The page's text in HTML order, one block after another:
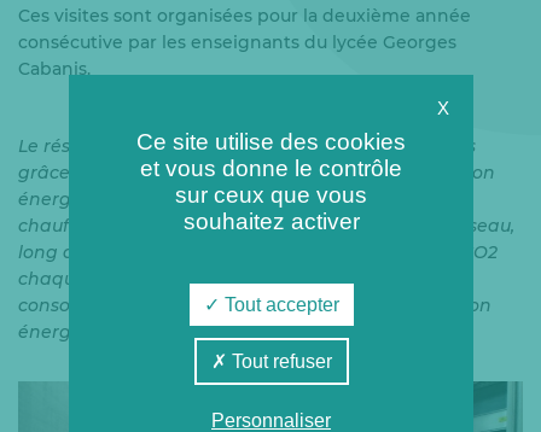
Ces visites sont organisées pour la deuxième année
consécutive par les enseignants du lycée Georges
Cabanis.
Le réseau de chaleur de GEB alimente ses abonnés
grâce à la chaleur produite par l’unité de valorisation
énergétique de Saint-Pantaléon de Larche et la
chaufferie biomasse mise en service en 2020. Ce réseau,
long de 24 km, évite l’émission de 7000 tonnes de CO2
chaque année, soit l’équivalent de 5 800 voitures,
consolidant ainsi son rôle essentiel dans la transition
énergétique de la région.
X
Ce site utilise des cookies
et vous donne le contrôle
sur ceux que vous
souhaitez activer
Tout accepter
Tout refuser
Personnaliser